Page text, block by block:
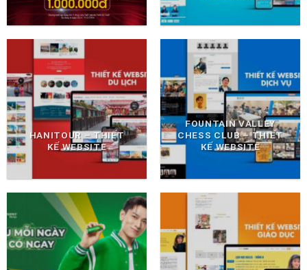
HANITOUR – THIẾT
KẾ WEBSITE
FOUNTAIN VALLEY
CHESS CLUB – THIẾT
KẾ WEBSITE